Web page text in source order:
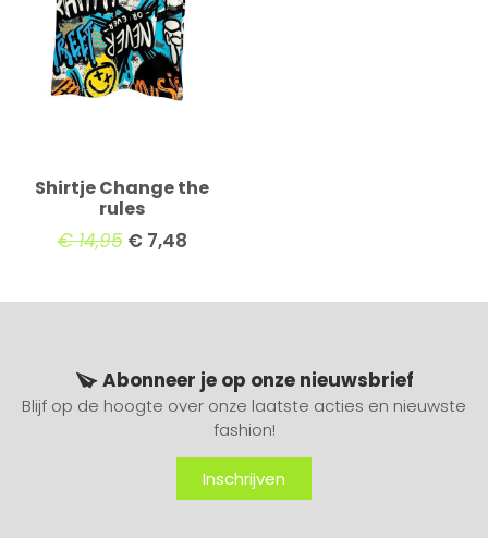
Shirtje Change the
rules
€14,95 €7,48
Abonneer je op onze nieuwsbrief
Blijf op de hoogte over onze laatste acties en nieuwste
fashion!
Inschrijven